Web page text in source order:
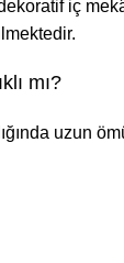
iç
mı?
uzun